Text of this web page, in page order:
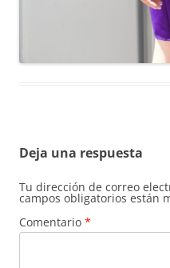
Deja una respuesta
Tu dirección de correo
campos obligatorios están
Comentario *